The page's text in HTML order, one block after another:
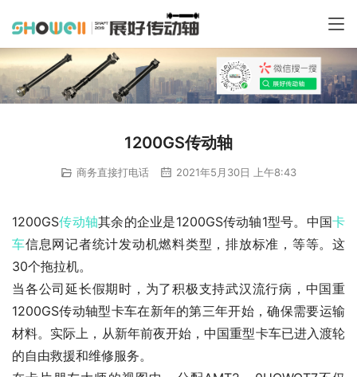
1200GS传动轴
商务直接打电话 2021年5月30日 上午8:43
1200GS传动轴其余的企业是1200GS传动轴1型号。中国卡
车信息网记者统计发动机燃料类型，排放标准，等等。这
30个拖拉机。
当各公司延长假期时，为了积极支持武汉流行病，中国重
1200GS传动轴型卡车在新年的第三年开始，确保需要运输
材料。实际上，从新年前夜开始，中国重型卡车已进入渡轮
的自由救援和维修服务。